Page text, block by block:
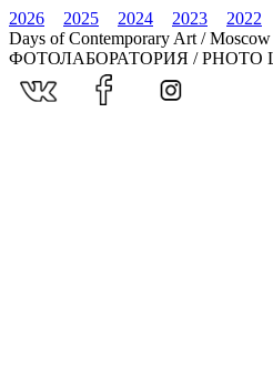
2026 2025 2024 2023 2022
Days of Contemporary Art /
ФОТОЛАБОРАТОРИЯ / PHOTO